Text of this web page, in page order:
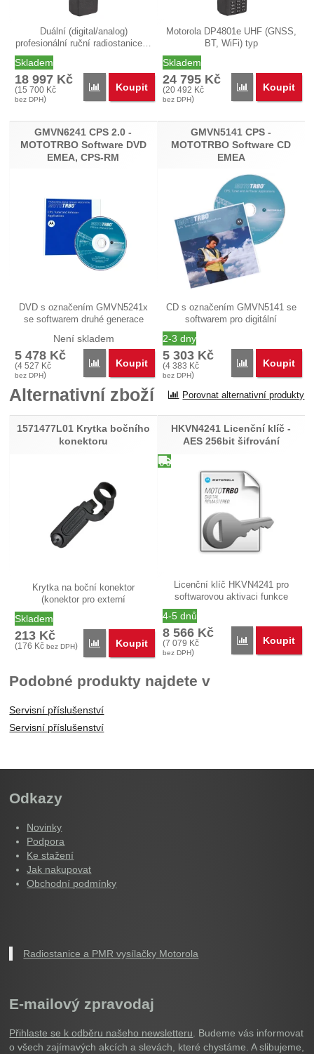
Duální (digital/analog)
profesionální ruční radiostanice…
Skladem
18 997 Kč
(15 700 Kč
bez DPH)
Porovnat
Koupit
Motorola DP4801e UHF (GNSS,
BT, WiFi) typ
MDH56RDN9RA1AN…
Skladem
24 795 Kč
(20 492 Kč
bez DPH)
Porovnat
Koupit
GMVN6241 CPS 2.0 -
MOTOTRBO Software DVD
EMEA, CPS-RM
DVD s označením GMVN5241x
se softwarem druhé generace
Není skladem
5 478 Kč
(4 527 Kč
bez DPH)
Porovnat
Koupit
GMVN5141 CPS -
MOTOTRBO Software CD
EMEA
CD s označením GMVN5141 se
softwarem pro digitální
2-3 dny
5 303 Kč
(4 383 Kč
bez DPH)
Porovnat
Koupit
Alternativní zboží Porovnat alternativní produkty
1571477L01 Krytka bočního
konektoru
Krytka na boční konektor
(konektor pro externí
příslušenství)…
Skladem
213 Kč
(176 Kč bez DPH) Porovnat
Koupit
HKVN4241 Licenční klíč -
AES 256bit šifrování
Licenční klíč HKVN4241 pro
softwarovou aktivaci funkce
4-5 dnů
8 566 Kč
(7 079 Kč
bez DPH)
Porovnat
Koupit
Podobné produkty najdete v
Servisní příslušenství
Servisní příslušenství
Odkazy
Novinky
Podpora
Ke stažení
Jak nakupovat
Obchodní podmínky
Radiostanice a PMR vysílačky Motorola
E-mailový zpravodaj
Přihlaste se k odběru našeho newsletteru . Budeme vás informovat
o všech zajímavých akcích a slevách, které chystáme. A slibujeme,